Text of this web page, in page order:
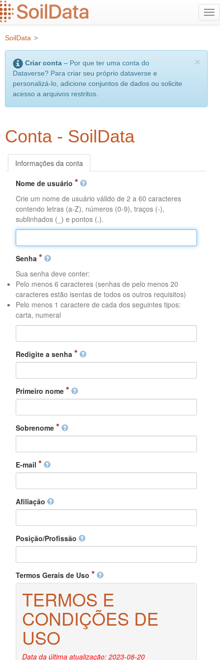
Ir
para
conteúdo
principal
SoilData >
×
Criar conta – Por que ter uma conta do
Dataverse? Para criar seu próprio dataverse e
personalizá-lo, adicione conjuntos de dados ou solicite
acesso a arquivos restritos.
Conta - SoilData
Informações da conta
Nome de usuário
Crie um nome de usuário válido de 2 a 60 caracteres
contendo letras (a-Z), números (0-9), traços (-),
sublinhados (_) e pontos (.).
Senha
Sua senha deve conter:
Pelo menos 6 caracteres (senhas de pelo menos 20
caracteres estão isentas de todos os outros requisitos)
Pelo menos 1 caractere de cada dos seguintes tipos:
carta, numeral
Redigite a senha
Primeiro nome
Sobrenome
E-mail
Afiliação
Posição/Profissão
Termos Gerais de Uso
TERMOS E
CONDIÇÕES DE
USO
Data da última atualização: 2023-08-20